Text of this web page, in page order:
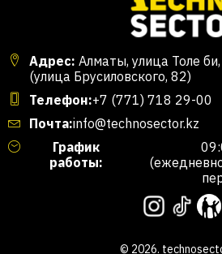
Адрес: Алматы, улица Толе
(улица Брусиловского, 82)
Телефон:+7 (771) 718 29-00
Почта:info@technosector.kz
График
работы:
© 2026.